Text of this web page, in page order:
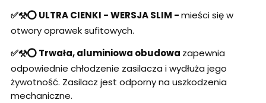
✅⚒️⭕ ULTRA CIENKI - WERSJA SLIM -mieści się w
otwory oprawek sufitowych.
✅⚒️⭕ Trwała, aluminiowa obudowa zapewnia
odpowiednie chłodzenie zasilacza i wydłuża jego
żywotność. Zasilacz jest odporny na uszkodzenia
mechaniczne.